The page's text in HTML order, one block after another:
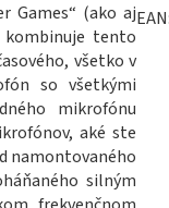
Games“ (ako aj
kombinuje tento
všetko v
so všetkými
mikrofónu
aké ste
namontovaného
silným
EAN: